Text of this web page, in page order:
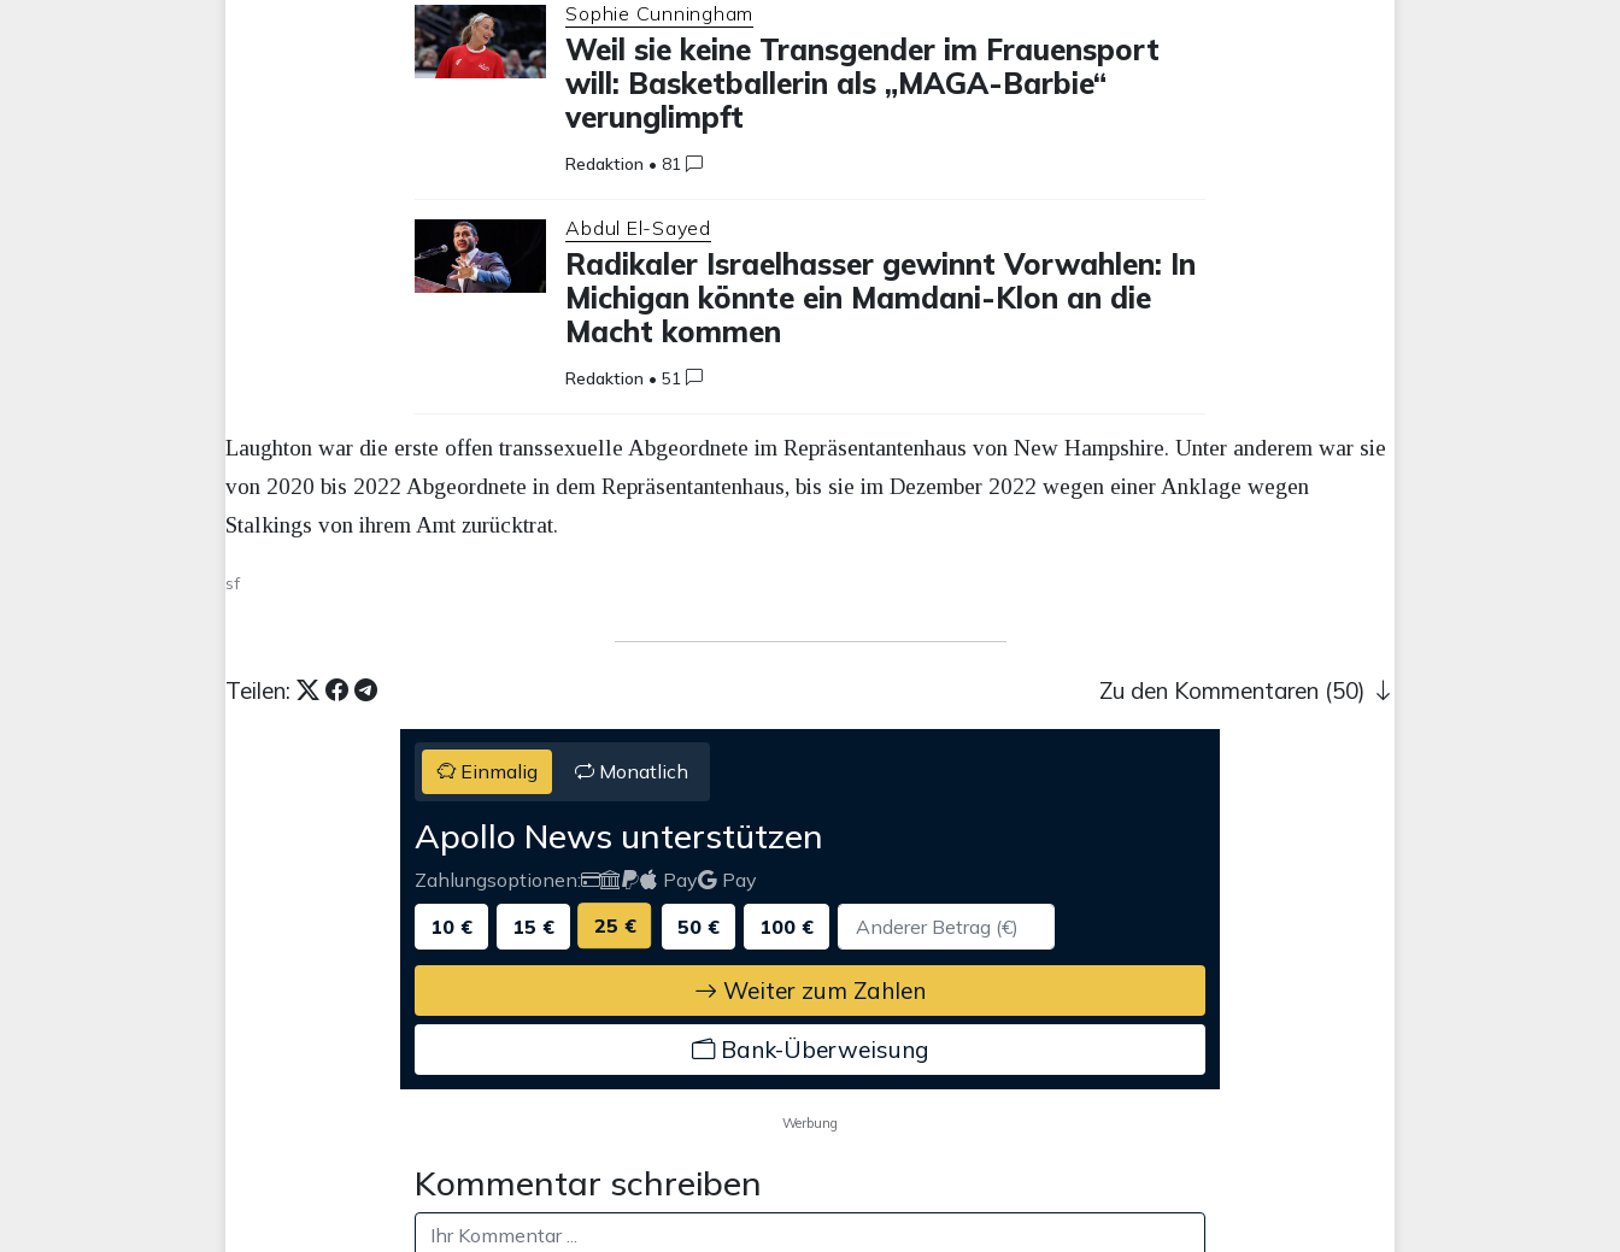
Sophie Cunningham
Weil sie keine Transgender im Frauensport
will: Basketballerin als „MAGA-Barbie“
verunglimpft
Redaktion • 81
Abdul El-Sayed
Radikaler Israelhasser gewinnt Vorwahlen: In
Michigan könnte ein Mamdani-Klon an die
Macht kommen
Redaktion •51
Laughton war die erste offen transsexuelle Abgeordnete im Repräsentantenhaus von New Hampshire. Unter anderem war sie
von 2020 bis 2022 Abgeordnete in dem Repräsentantenhaus, bis sie im Dezember 2022 wegen einer Anklage wegen
Stalkings von ihrem Amt zurücktrat.
sf
Teilen: Zu den Kommentaren (50)
Einmalig Monatlich
Apollo News unterstützen
Zahlungsoptionen: Pay
Pay
10 €
15 € 25 € 50 € 100 €
Weiter zum Zahlen
Bank-Überweisung
Werbung
Kommentar schreiben